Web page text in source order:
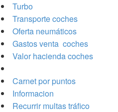
Turbo
Transporte coches
Oferta neumáticos
Gastos venta coches
Valor hacienda coches
Carnet por puntos
Informacion
Recurrir multas tráfico